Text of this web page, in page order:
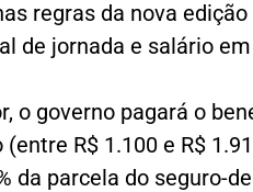
regras da nova
de jornada e salário
o governo pagará o
R$ 1.100 e R$
da parcela do seguro-